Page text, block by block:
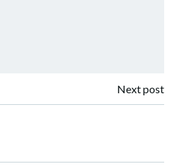
ナ
Next post